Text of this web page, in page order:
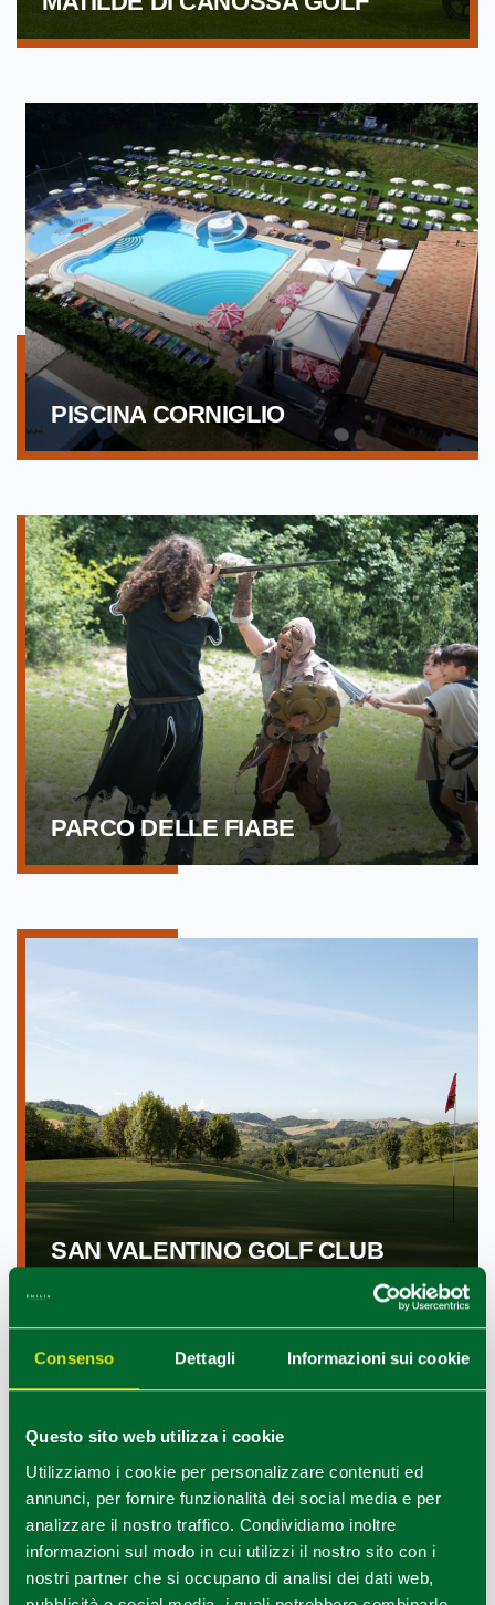
Consenso Dettagli Informazioni sui cookie
Questo sito web utilizza i cookie
Utilizziamo i cookie per personalizzare contenuti ed
annunci, per fornire funzionalità dei social media e per
analizzare il nostro traffico. Condividiamo inoltre
informazioni sul modo in cui utilizzi il nostro sito con i
nostri partner che si occupano di analisi dei dati web,
PISCINA CORNIGLIO
PARCO DELLE FIABE
SAN VALENTINO GOLF CLUB